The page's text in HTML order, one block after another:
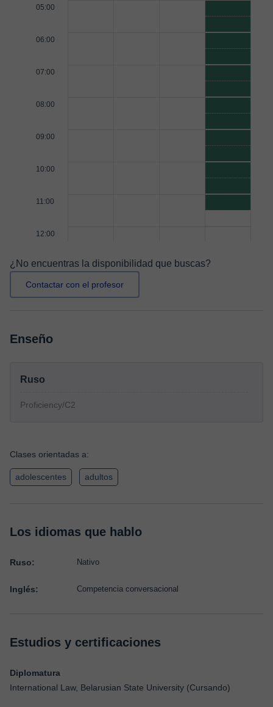
05:00
06:00
07:00
08:00
09:00
10:00
11:00
12:00
¿No encuentras la disponibilidad que buscas?
Contactar con el profesor
Enseño
Ruso
Proficiency/C2
Clases orientadas a:
adolescentes adultos
Los idiomas que hablo
Ruso: Nativo
Inglés: Competencia conversacional
Estudios y certificaciones
Diplomatura
International Law, Belarusian State University (Cursando)